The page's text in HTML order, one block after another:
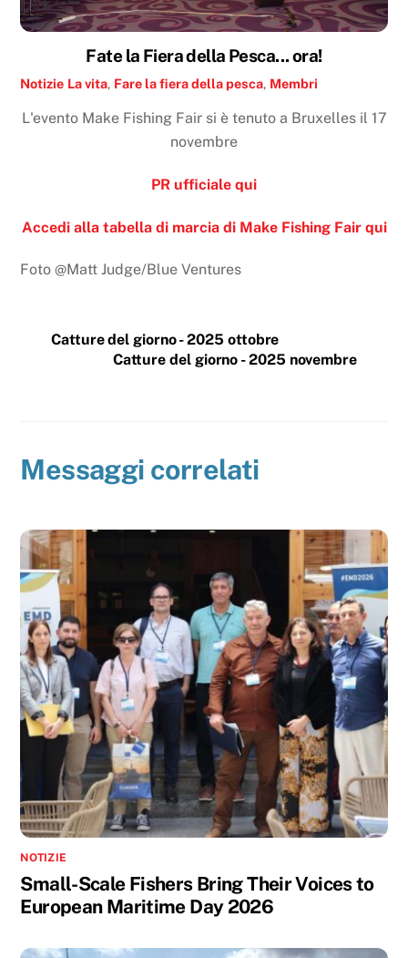
Fate la Fiera della Pesca... ora!
Notizie La vita, Fare la fiera della pesca, Membri
L'evento Make Fishing Fair si è tenuto a Bruxelles il 17
novembre
PR ufficiale qui
Accedi alla tabella di marcia di Make Fishing Fair qui
Foto @Matt Judge/Blue Ventures
Catture del giorno - 2025 ottobre
Catture del giorno - 2025 novembre
Messaggi correlati
NOTIZIE
Small-Scale Fishers Bring Their Voices to
European Maritime Day 2026